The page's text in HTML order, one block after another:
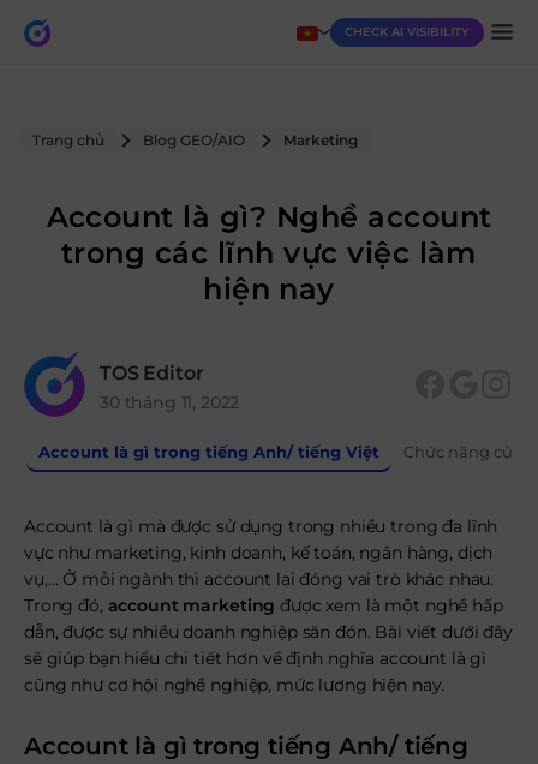
CHECK AI VISIBILITY
Trang chủ Blog GEO/AIO Marketing
Account là gì? Nghề account
trong các lĩnh vực việc làm
hiện nay
TOS Editor
30 tháng 11, 2022
Account là gì trong tiếng Anh/ tiếng Việt Chức năng của
Account là gì mà được sử dụng trong nhiều trong đa lĩnh
vực như marketing, kinh doanh, kế toán, ngân hàng, dịch
vụ,… Ở mỗi ngành thì account lại đóng vai trò khác nhau.
Trong đó, account marketing được xem là một nghề hấp
dẫn, được sự nhiều doanh nghiệp săn đón. Bài viết dưới đây
sẽ giúp bạn hiểu chi tiết hơn về định nghĩa account là gì
cũng như cơ hội nghề nghiệp, mức lương hiện nay.
Account là gì trong tiếng Anh/ tiếng